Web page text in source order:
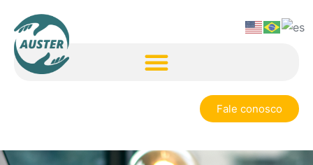
Fale conosco